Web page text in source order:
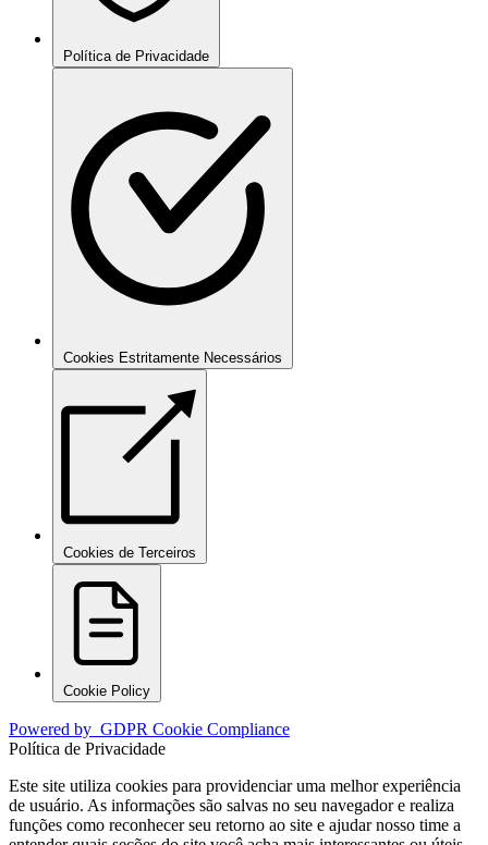
Política de Privacidade
Cookies Estritamente Necessários
Cookies de Terceiros
Cookie Policy
Powered by GDPR Cookie Compliance
Política de Privacidade
Este site utiliza cookies para providenciar uma melhor experiência
de usuário. As informações são salvas no seu navegador e realiza
funções como reconhecer seu retorno ao site e ajudar nosso time a